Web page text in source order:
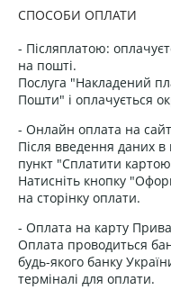
СПОСОБИ ОПЛАТИ
- Післяплатою:
на пошті.
Послуга "Накладений
Пошти" і оплачується
- Онлайн оплата на
Після введення даних
пункт "Сплатити
Натисніть кнопку
на сторінку оплати.
- Оплата на карту
Оплата проводиться
будь-якого банку
терміналі для оплати.